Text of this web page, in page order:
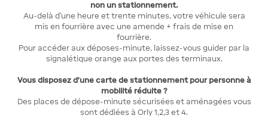
non un stationnement.
Au-delà d’une heure et trente minutes, votre véhicule sera
mis en fourrière avec une amende + frais de mise en
fourrière.
Pour accéder aux déposes-minute, laissez-vous guider par la
signalétique orange aux portes des terminaux.
Vous disposez d'une carte de stationnement pour personne à
mobilité réduite ?
Des places de dépose-minute sécurisées et aménagées vous
sont dédiées à Orly 1,2,3 et 4.